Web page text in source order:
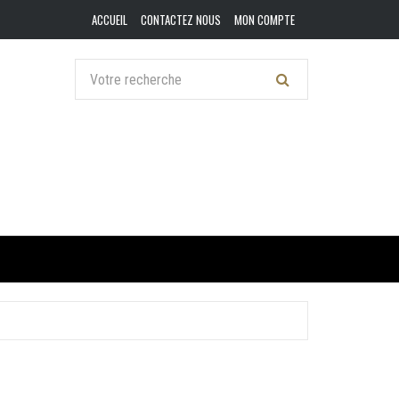
ACCUEIL CONTACTEZ NOUS MON COMPTE